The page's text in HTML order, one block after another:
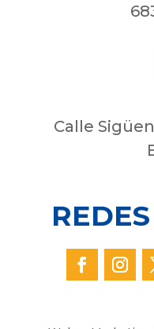
Calle